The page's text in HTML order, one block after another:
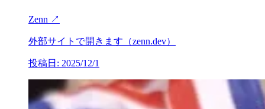
Zenn ↗
外部サイトで開きます（zenn.dev）
投稿日: 2025/12/1